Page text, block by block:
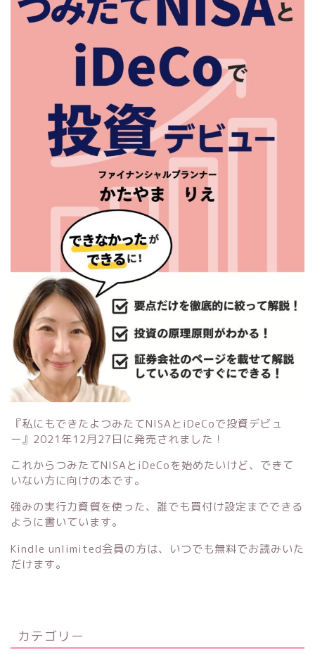
『私にもできたよつみたてNISAとiDeCoで投資デビュ
ー』 2021年12月27日に発売されました！
これからつみたてNISAとiDeCoを始めたいけど、できて
いない方に向けの本です。
強みの実行力資質を使った、誰でも買付け設定までできる
ように書いています。
Kindle unlimited会員の方は、いつでも無料でお読みいた
だけます。
カテゴリー